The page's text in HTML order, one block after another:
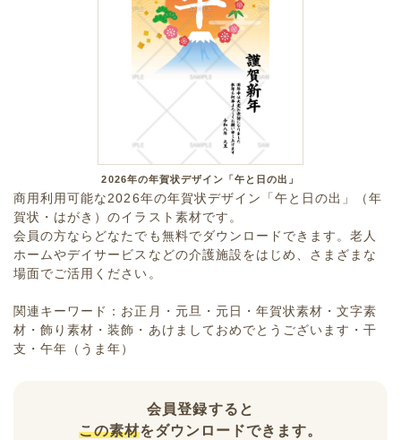
2026年の年賀状デザイン「午と日の出」
商用利用可能な2026年の年賀状デザイン「午と日の出」（年
賀状・はがき）のイラスト素材です。
会員の方ならどなたでも無料でダウンロードできます。老人
ホームやデイサービスなどの介護施設をはじめ、さまざまな
場面でご活用ください。
関連キーワード：お正月・元旦・元日・年賀状素材・文字素
材・飾り素材・装飾・あけましておめでとうございます・干
支・午年（うま年）
会員登録すると
この素材をダウンロードできます。